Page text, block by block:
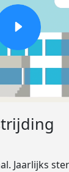
Jaarlijks